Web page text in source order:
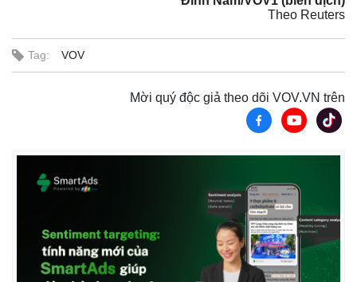
Thế giới
Quan sát
Cuộc sống đó đây
Multimedia
Video
Ảnh
Theo Reuters
Tag: VOV
Mời quý độc giả theo dõi VOV.VN trên